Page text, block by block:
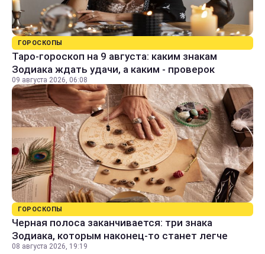
ГОРОСКОПЫ
Таро-гороскоп на 9 августа: каким знакам
Зодиака ждать удачи, а каким - проверок
09 августа 2026, 06:08
ГОРОСКОПЫ
Черная полоса заканчивается: три знака
Зодиака, которым наконец-то станет легче
08 августа 2026, 19:19